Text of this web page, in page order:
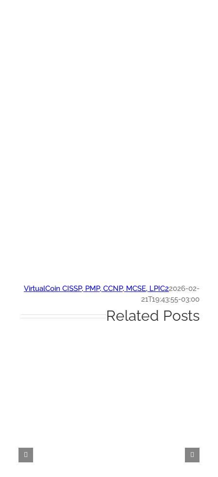
VirtualCoin CISSP, PMP, CCNP, MCSE, LPIC22026-
21T19:43:55-
Related